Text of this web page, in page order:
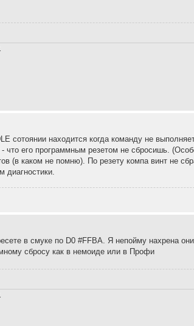
сотоянии находится когда команду не
его программным резетом не сбросишь.
(в каком не помню). По резету компа винт не
диагностики.
в смуке по D0 #FFBA. Я непойму нахрена
сбросу как в немоиде или в Профи